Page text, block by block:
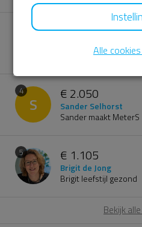
€ 2.950
Carolyn van Duijvendijk
Carolyn 50
S
4 € 2.050
Sander Selhorst
Sander maakt MeterS
5 € 1.105
Brigit de Jong
Brigit leefstijl gezond
Bekijk
Alle